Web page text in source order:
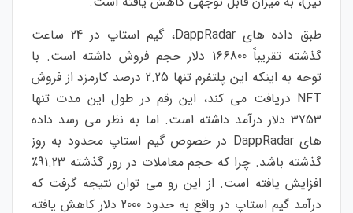
طبق داده‌ های DappRadar، گیم استاپ در 24 ساعت
گذشته تقریباً 166800 دلار حجم فروش داشته است. با
توجه به اینکه این پلتفرم تنها 2.25 درصد کارمزد از فروش
NFT دریافت می کند، این رقم در طول این مدت تنها
3753 دلار درآمد داشته است. اما به نظر می رسد داده
های DappRadar در خصوص گیم استاپ محدود به روز
گذشته باشد. چرا که حجم معاملات در روز گذشته 91.23٪
افزایش یافته است. از این رو می توان نتیجه گرفت که
درآمد گیم استاپ در واقع به حدود 2000 دلار کاهش یافته